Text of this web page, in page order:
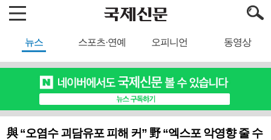
뉴스 스포츠·연예 오피니언 동영상
與 “오염수 괴담유포 피해 커” 野 “엑스포 악영향 줄 수